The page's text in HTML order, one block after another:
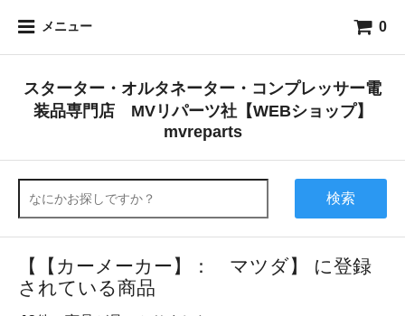
メニュー 0
スターター・オルタネーター・コンプレッサー電
装品専門店 MVリパーツ社【WEBショップ】
mvreparts
検索
【【カーメーカー】： マツダ】 に登録
されている商品